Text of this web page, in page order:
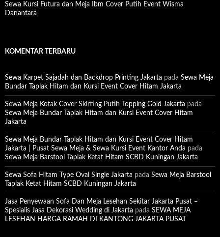
Sewa Kursi Futura dan Meja Ibm Cover Putih Event Wisma
Danantara
KOMENTAR TERBARU
Sewa Karpet Sajadah dan Backdrop Printing Jakarta pada Sewa Meja
Bundar Taplak Hitam dan Kursi Event Cover Hitam Jakarta
Sewa Meja Kotak Cover Skirting Putih Topping Gold Jakarta pada
Sewa Meja Bundar Taplak Hitam dan Kursi Event Cover Hitam
Jakarta
Sewa Meja Bundar Taplak Hitam dan Kursi Event Cover Hitam
Jakarta | Pusat Sewa Meja & Sewa Kursi Event Kantor Anda pada
Sewa Meja Barstool Taplak Ketat Hitam SCBD Kuningan Jakarta
Sewa Sofa Hitam Type Oval Single Jakarta pada Sewa Meja Barstool
Taplak Ketat Hitam SCBD Kuningan Jakarta
Jasa Penyewaan Sofa Dan Meja Lesehan Sekitar Jakarta Pusat –
Spesialis Jasa Dekorasi Wedding di Jakarta pada SEWA MEJA
LESEHAN HARGA RAMAH DI KANTONG JAKARTA PUSAT